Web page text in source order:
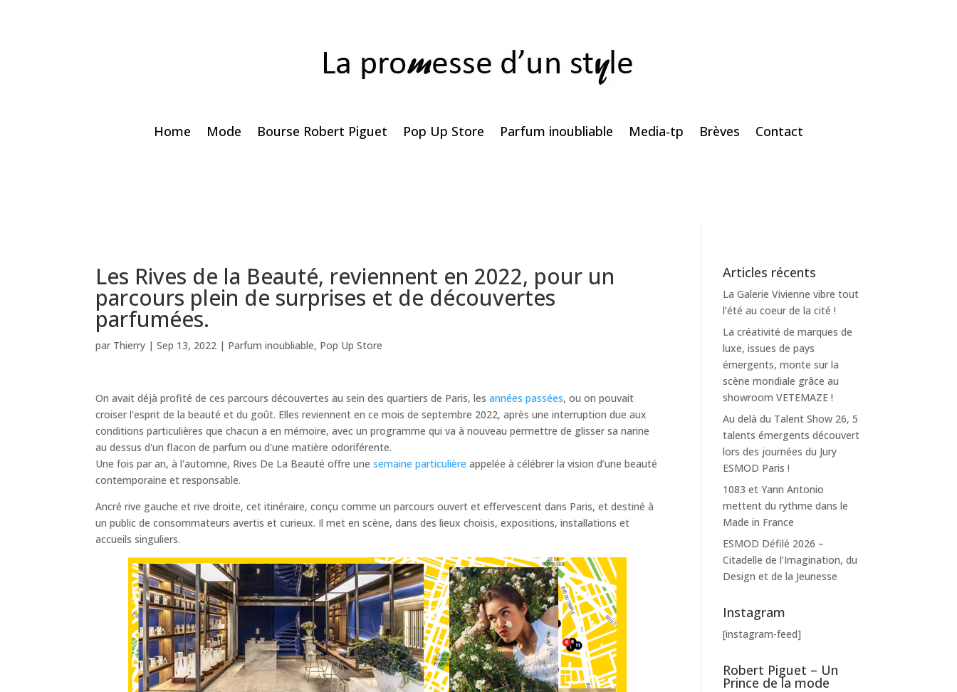
Home Mode Bourse Robert Piguet Pop Up Store Parfum inoubliable Media-tp Brèves Contact
Les Rives de la Beauté, reviennent en 2022, pour un
parcours plein de surprises et de découvertes
parfumées.
par Thierry |Sep 13, 2022 | Parfum inoubliable, Pop Up Store
On avait déjà profité de ces parcours découvertes au sein des quartiers de Paris, lesannées passées, ou on pouvait
croiser l'esprit de la beauté et du goût. Elles reviennent en ce mois de septembre 2022, après une interruption due aux
conditions particulières que chacun a en mémoire, avec un programme qui va à nouveau permettre de glisser sa narine
au dessus d'un flacon de parfum ou d'une matière odoriférente.
Une fois par an, à l'automne, Rives De La Beauté offre unesemaine particulière appelée à célébrer la vision d’une beauté
contemporaine et responsable.
Ancré rive gauche et rive droite, cet itinéraire, conçu comme un parcours ouvert et effervescent dans Paris, et destiné à
un public de consommateurs avertis et curieux. Il met en scène, dans des lieux choisis, expositions, installations et
accueils singuliers.
Articles récents
La Galerie Vivienne vibre tout
l’été au coeur de la cité !
La créativité de marques de
luxe, issues de pays
émergents, monte sur la
scène mondiale grâce au
showroom VETEMAZE !
Au delà du Talent Show 26, 5
talents émergents découvert
lors des journées du Jury
ESMOD Paris !
1083 et Yann Antonio
mettent du rythme dans le
Made in France
ESMOD Défilé 2026 –
Citadelle de l’Imagination, du
Design et de la Jeunesse
Instagram
[instagram-feed]
Robert Piguet – Un
Prince de la mode